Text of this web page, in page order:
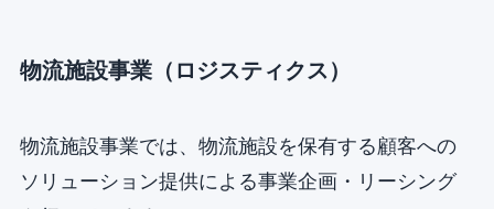
物流施設事業（ロジスティクス）
物流施設事業では、物流施設を保有する顧客への
ソリューション提供による事業企画・リーシング